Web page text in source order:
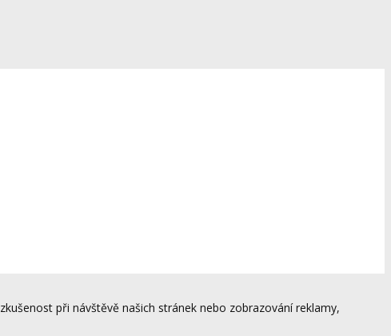
při návštěvě našich stránek nebo zobrazování reklamy,